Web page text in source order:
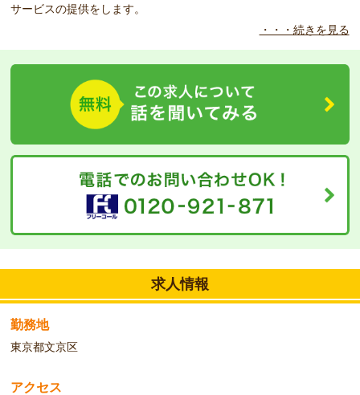
サービスの提供をします。
働きいただけます。
・・・続きを見る
求人情報
勤務地
東京都文京区
アクセス